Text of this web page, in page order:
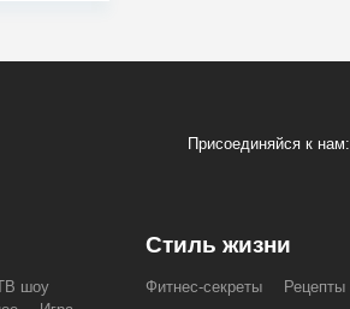
Присоединяйся к нам:
шоу
Стиль жизни
Фитнес-секреты Рецепты